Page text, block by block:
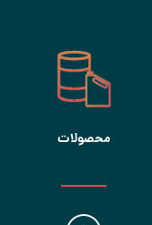
محصولات